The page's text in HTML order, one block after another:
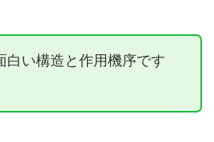
白い構造と作用機序です